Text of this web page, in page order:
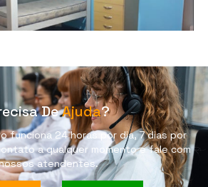
DeAjuda?
funciona 24 horas por dia, 7 dias por
a qualquer momento e fale com
atendentes.